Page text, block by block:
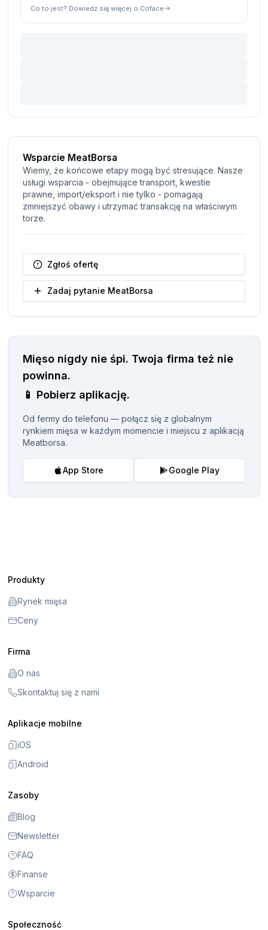
Co to jest? Dowiedz się więcej o Coface
Wsparcie MeatBorsa
Wiemy, że końcowe etapy mogą być stresujące. Nasze
usługi wsparcia - obejmujące transport, kwestie
prawne, import/eksport i nie tylko - pomagają
zmniejszyć obawy i utrzymać transakcję na właściwym
torze.
Zgłoś ofertę
Zadaj pytanie MeatBorsa
Mięso nigdy nie śpi. Twoja firma też nie
powinna.
📱 Pobierz aplikację.
Od fermy do telefonu — połącz się z globalnym
rynkiem mięsa w każdym momencie i miejscu z aplikacją
Meatborsa.
App Store Google Play
Produkty
Rynek mięsa
Ceny
Firma
O nas
Skontaktuj się z nami
Aplikacje mobilne
iOS
Android
Zasoby
Blog
Newsletter
FAQ
Finanse
Wsparcie
Społeczność